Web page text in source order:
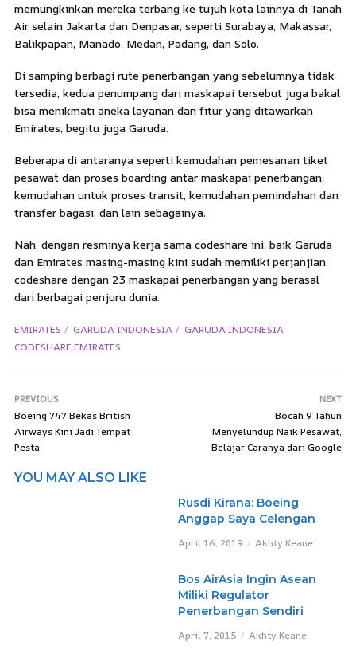
memungkinkan mereka terbang ke tujuh kota lainnya di Tanah
Air selain Jakarta dan Denpasar, seperti Surabaya, Makassar,
Balikpapan, Manado, Medan, Padang, dan Solo.
Di samping berbagi rute penerbangan yang sebelumnya tidak
tersedia, kedua penumpang dari maskapai tersebut juga bakal
bisa menikmati aneka layanan dan fitur yang ditawarkan
Emirates, begitu juga Garuda.
Beberapa di antaranya seperti kemudahan pemesanan tiket
pesawat dan proses boarding antar maskapai penerbangan,
kemudahan untuk proses transit, kemudahan pemindahan dan
transfer bagasi, dan lain sebagainya.
Nah, dengan resminya kerja sama codeshare ini, baik Garuda
dan Emirates masing-masing kini sudah memiliki perjanjian
codeshare dengan 23 maskapai penerbangan yang berasal
dari berbagai penjuru dunia.
EMIRATES GARUDA INDONESIA
GARUDA INDONESIA
CODESHARE EMIRATES
PREVIOUS
Boeing 747 Bekas British
Airways Kini Jadi Tempat
Pesta
NEXT
Bocah 9 Tahun
Menyelundup Naik Pesawat,
Belajar Caranya dari Google
YOU MAY ALSO LIKE
Rusdi Kirana: Boeing
Anggap Saya Celengan
April 16, 2019 Akhty Keane
Bos AirAsia Ingin Asean
Miliki Regulator
Penerbangan Sendiri
April 7, 2015 Akhty Keane